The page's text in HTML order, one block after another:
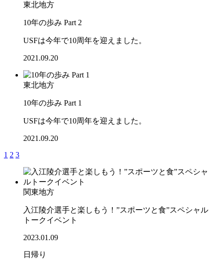
東北地方
10年の歩み Part 2
USFは今年で10周年を迎えました。
2021.09.20
東北地方
10年の歩み Part 1
USFは今年で10周年を迎えました。
2021.09.20
1 2 3
関東地方
入江陵介選手と楽しもう！”スポーツと食”スペシャル
トークイベント
2023.01.09
日帰り